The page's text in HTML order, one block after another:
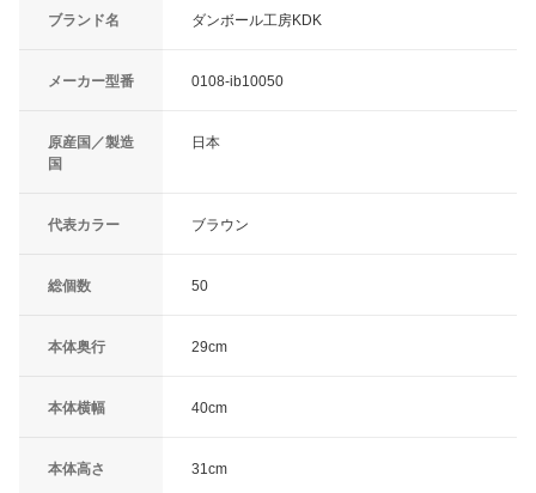
ブランド名 ダンボール工房KDK
メーカー型番 0108-ib10050
原産国／製造
国
日本
代表カラー ブラウン
総個数 50
本体奥行 29cm
本体横幅 40cm
本体高さ 31cm